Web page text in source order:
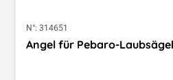
N°: 314651
Angel für Pebaro-